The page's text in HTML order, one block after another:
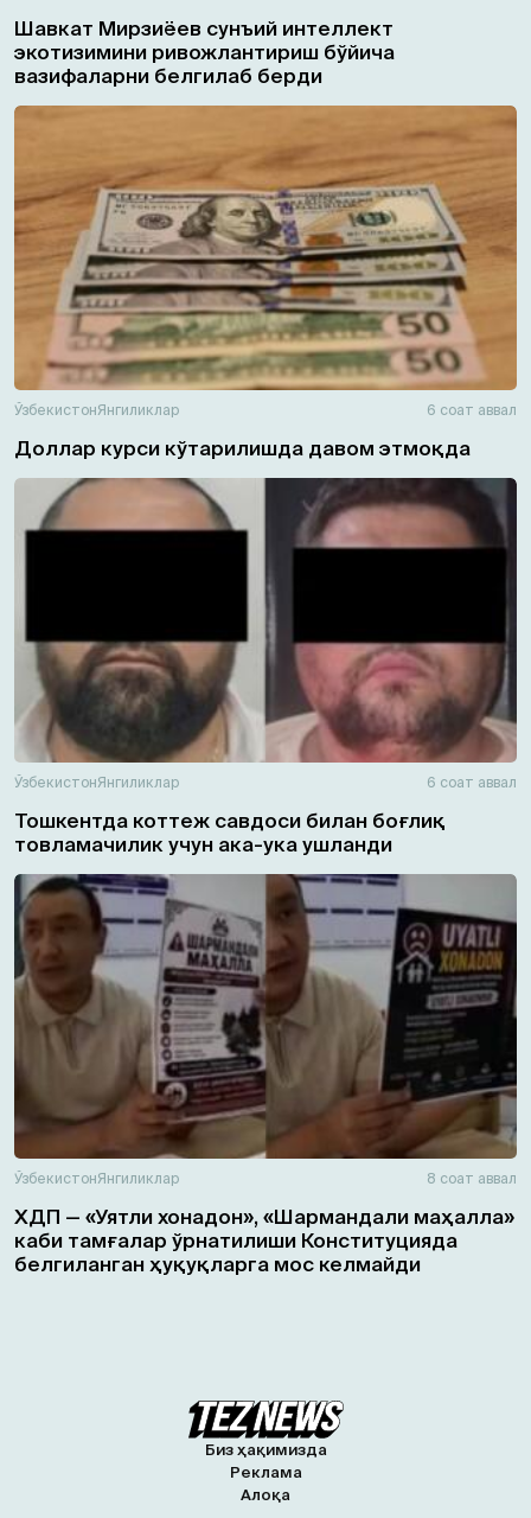
Шавкат Мирзиёев сунъий интеллект
экотизимини ривожлантириш бўйича
вазифаларни белгилаб берди
ЎзбекистонЯнгиликлар 6 соат аввал
Доллар курси кўтарилишда давом этмоқда
ЎзбекистонЯнгиликлар 6 соат аввал
Тошкентда коттеж савдоси билан боғлиқ
товламачилик учун ака-ука ушланди
ЎзбекистонЯнгиликлар 8 соат аввал
ХДП — «Уятли хонадон», «Шармандали маҳалла»
каби тамғалар ўрнатилиши Конституцияда
белгиланган ҳуқуқларга мос келмайди
Биз ҳақимизда
Реклама
Алоқа